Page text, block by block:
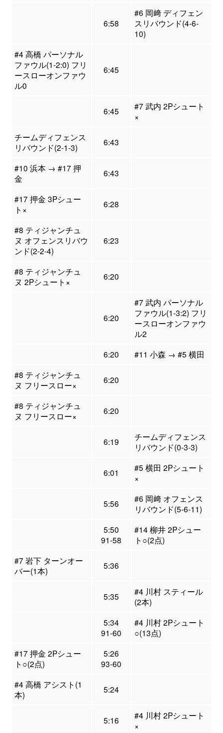
6:58
#6 岡﨑 ディフェン
スリバウンド(4-6-
10)
#4 高橋 パーソナル
ファウル(1-2:0) フリ
ースローオンファウ
ル0
6:45
6:45
#7 武内 2Pシュート
×
チームディフェンス
リバウンド(2-1-3)
6:43
#10 浜本 → #17 押
金
6:43
#17 押金 3Pシュー
ト×
6:28
#8 ティジャンチュ
ヌ オフェンスリバウ
ンド(2-2-4)
6:23
#8 ティジャンチュ
ヌ 2Pシュート×
6:20
6:20
#7 武内 パーソナル
ファウル(1-3:2) フリ
ースローオンファウ
ル2
6:20
#11 小森 → #5 横田
#8 ティジャンチュ
ヌ フリースロー×
6:20
#8 ティジャンチュ
ヌ フリースロー×
6:20
6:19
チームディフェンス
リバウンド(0-3-3)
6:01
#5 横田 2Pシュート
×
5:56
#6 岡﨑 オフェンス
リバウンド(5-6-11)
5:50
91-58
#14 柳井 2Pシュー
ト○(2点)
#7 岩下 ターンオー
バー(1本)
5:36
5:35
#4 川村 スティール
(2本)
5:34
91-60
#4 川村 2Pシュート
○(13点)
#17 押金 2Pシュー
ト○(2点)
5:26
93-60
#4 高橋 アシスト(1
本)
5:24
5:16
#4 川村 2Pシュート
×